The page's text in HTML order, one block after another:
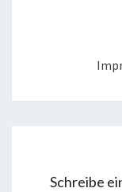
Schreibe